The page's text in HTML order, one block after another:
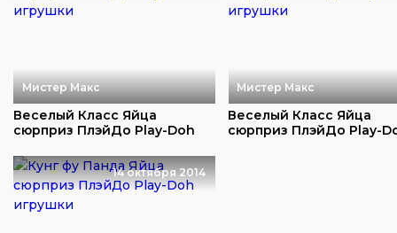
Мистер Макс
Веселый Класс Яйца
сюрприз ПлэйДо Play-Doh
Мистер Макс
Веселый Класс Яйца
сюрприз ПлэйДо Play-
14 октября 2014